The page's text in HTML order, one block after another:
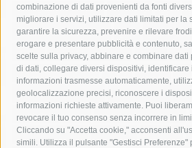
combinazione di dati provenienti da fonti
migliorare i servizi, utilizzare dati limitati per la
garantire la sicurezza, prevenire e rilevare
erogare e presentare pubblicità e contenuto,
scelte sulla privacy, abbinare e combinare dati
di dati, collegare diversi dispositivi,
informazioni trasmesse automaticamente,
geolocalizzazione precisi, riconoscere i
informazioni richieste attivamente. Puoi
revocare il tuo consenso senza incorrere in
Cliccando su "Accetta cookie," acconsenti
simili. Utilizza il pulsante "Gestisci Preferenze"
costiera amalfitana
covid-19 eav
fondazione sorrento
gori guardia
lavori
lorenzo balducelli mare
massimo coppola
Meta napoli
penisola sorrentina
piano di sorrento
protezione civile
Regione Campania
sindaco cuomo
sorrento studenti